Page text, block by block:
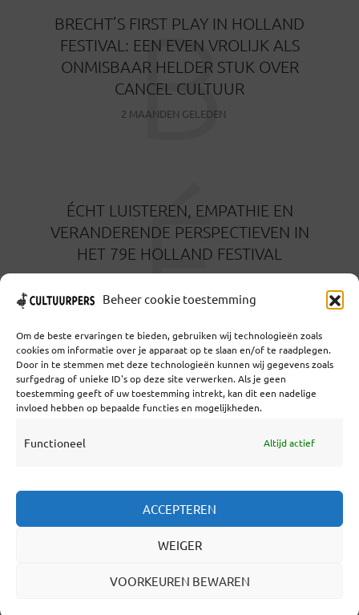
Beheer cookie toestemming
Om de beste ervaringen te bieden, gebruiken wij technologieën zoals
cookies om informatie over je apparaat op te slaan en/of te raadplegen.
Door in te stemmen met deze technologieën kunnen wij gegevens zoals
surfgedrag of unieke ID's op deze site verwerken. Als je geen
toestemming geeft of uw toestemming intrekt, kan dit een nadelige
invloed hebben op bepaalde functies en mogelijkheden.
Functioneel Altijd actief
ACCEPTEREN
WEIGER
VOORKEUREN BEWAREN
BRECHT’S FIRST PLAY IN HOLLAND
FESTIVAL: EEN EVEN VROLIJK ALS
ONMISBAAR HELDER STUK OVER
CANCEL CULTUUR
2 MAANDEN GELEDEN
B
ÉCHT LUISTEREN, EMPATHIE EN
VERANDERENDE PERSPECTIEVEN IN
HET 79E HOLLAND FESTIVAL
É
Coöperatief Cultureel Persbureau U.A. | Salzburg 29 |
3524KS Utrecht | KvK: 55573592 |Btw: